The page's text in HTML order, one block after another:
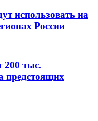
использовать на
России
200 тыс.
предстоящих